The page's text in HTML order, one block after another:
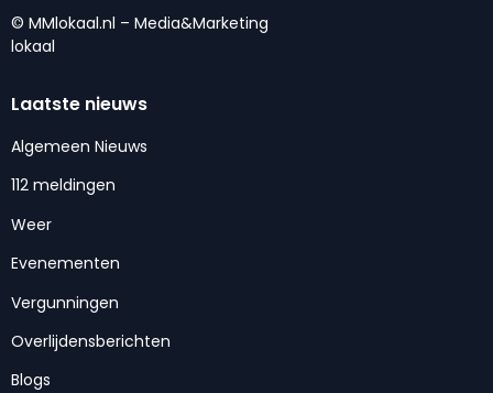
© MMlokaal.nl – Media&Marketing
lokaal
Laatste nieuws
Algemeen Nieuws
112 meldingen
Weer
Evenementen
Vergunningen
Overlijdensberichten
Blogs